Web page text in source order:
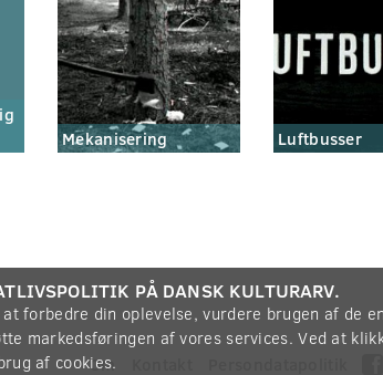
Mekanisering Luftbusser
Om
PÅ DANSK KULTURARV.
forbedre din oplevelse, vurdere brugen af de
markedsføringen af vores services. Ved at
af cookies.